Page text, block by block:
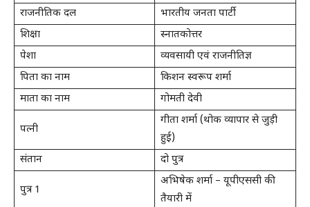
राजनीतिक दल
भारतीय जनता पार्टी
शिक्षा
स्नातकोत्तर
पेशा
व्यवसायी एवं राजनीतिज्ञ
पिता का नाम
किशन स्वरूप शर्मा
माता का नाम
गोमती देवी
पत्नी
गीता शर्मा (थोक व्यापार से जुड़ी
हुई)
संतान
दो पुत्र
पुत्र 1
अभिषेक शर्मा – यूपीएससी की
तैयारी में